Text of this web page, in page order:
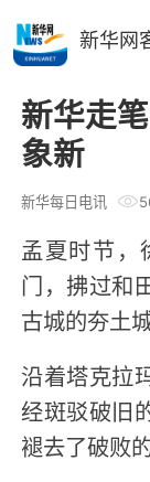
新华走
象新
新华每日电讯
孟夏时节，
门，拂过和
古城的夯土
沿着塔克拉
经斑驳破旧
褪去了破败
新华网